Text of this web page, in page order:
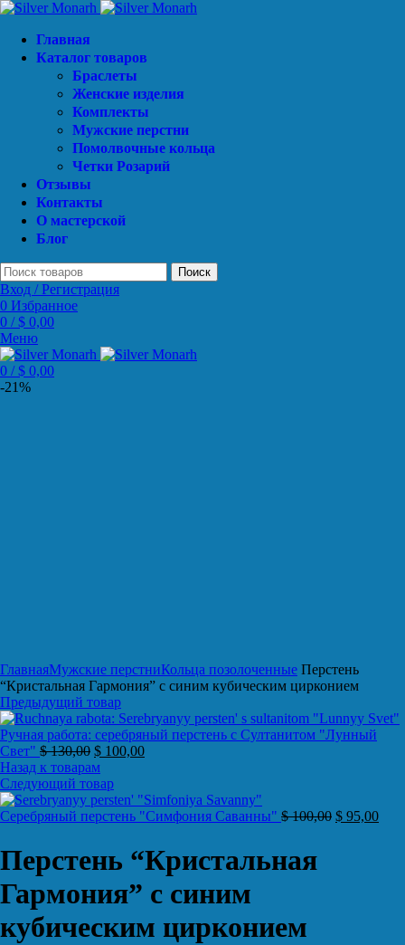
Главная
Каталог товаров
Браслеты
Женские изделия
Комплекты
Мужские перстни
Помолвочные кольца
Четки Розарий
Отзывы
Контакты
О мастерской
Блог
Поиск
Вход / Регистрация
0 Избранное
0 / $ 0,00
Меню
0 / $ 0,00
-21%
ГлавнаяМужские перстниКольца позолоченные Перстень
“Кристальная Гармония” с синим кубическим цирконием
Предыдущий товар
Ручная работа: серебряный перстень с Султанитом "Лунный
Свет" $130,00 $ 100,00
Назад к товарам
Следующий товар
Серебряный перстень "Симфония Саванны" $100,00 $ 95,00
Перстень “Кристальная
Гармония” с синим
кубическим цирконием